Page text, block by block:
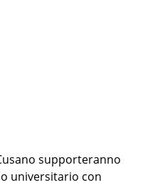
supporteranno
universitario con